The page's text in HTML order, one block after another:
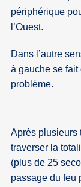
périphérique
l’Ouest.
Dans l’autre
à gauche se
problème.
Après plusieurs
traverser la
(plus de 25
passage du feu